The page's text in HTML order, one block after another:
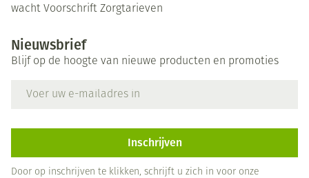
wacht Voorschrift Zorgtarieven
Nieuwsbrief
Blijf op de hoogte van nieuwe producten en promoties
Inschrijven
Door op inschrijven te klikken, schrijft u zich in voor onze